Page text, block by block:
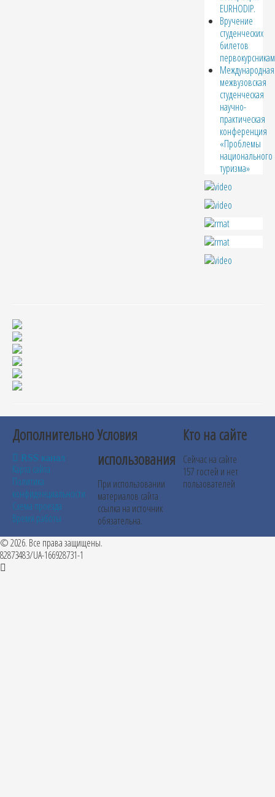
EURHODIP.
Вручение
студенческих
билетов
первокурсникам
Международная
межвузовская
студенческая
научно-
практическая
конференция
«Проблемы
национального
туризма»
Дополнительно
RSS канал
Карта сайта
Политика
конфиденциальности
Схема проезда
Время работы
Условия
использования
При использовании
материалов сайта
ссылка на источник
обязательна.
Кто на сайте
Сейчас на сайте
157 гостей и нет
пользователей
© 2026. Все права защищены.
82873483/UA-166928731-1